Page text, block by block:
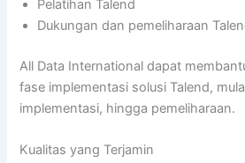
Pelatihan Talend
Dukungan dan pemeliharaan
All Data International dapat
fase implementasi solusi Talend,
implementasi, hingga pemeliharaan.
Kualitas yang Terjamin